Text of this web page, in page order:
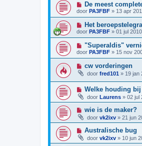
De meest
door PA3FBF » 13 apr
Het
door PA3FBF » 01 jul
"Superaldis"
door PA3FBF » 15 nov
cw vorderingen
door fred101 » 19 jan
Welke houding
door Laurens » 02 jul
wie is de maker?
door vk2ixv » 21 jun
Australische bug
door vk2ixv » 10 jun